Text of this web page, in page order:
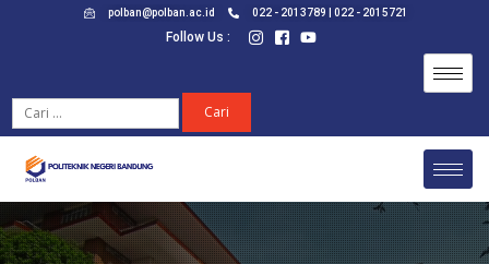
polban@polban.ac.id 022 - 2013789 | 022 - 2015721
Follow Us :